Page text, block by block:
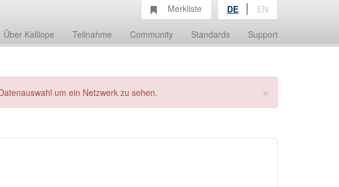
Über Kalliope Teilnahme Community Standards Support
Merkliste DE EN
×
um ein Netzwerk zu sehen.